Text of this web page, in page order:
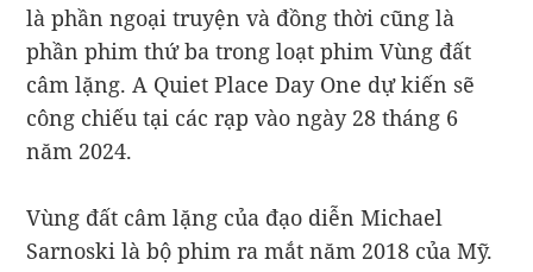
là phần ngoại truyện và đồng thời cũng là
phần phim thứ ba trong loạt phim Vùng đất
câm lặng. A Quiet Place Day One dự kiến sẽ
công chiếu tại các rạp vào ngày 28 tháng 6
năm 2024.
Vùng đất câm lặng của đạo diễn Michael
Sarnoski là bộ phim ra mắt năm 2018 của Mỹ.